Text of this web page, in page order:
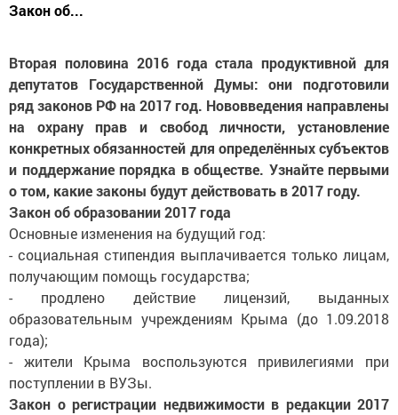
Закон об...
Вторая половина 2016 года стала продуктивной для
депутатов Государственной Думы: они подготовили
ряд законов РФ на 2017 год. Нововведения направлены
на охрану прав и свобод личности, установление
конкретных обязанностей для определённых субъектов
и поддержание порядка в обществе. Узнайте первыми
о том, какие законы будут действовать в 2017 году.
Закон об образовании 2017 года
Основные изменения на будущий год:
- социальная стипендия выплачивается только лицам,
получающим помощь государства;
- продлено действие лицензий, выданных
образовательным учреждениям Крыма (до 1.09.2018
года);
- жители Крыма воспользуются привилегиями при
поступлении в ВУЗы.
Закон о регистрации недвижимости в редакции 2017